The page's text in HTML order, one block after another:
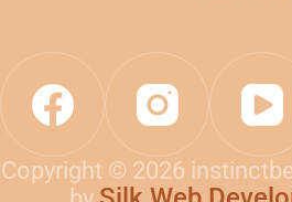
Copyright © 2026